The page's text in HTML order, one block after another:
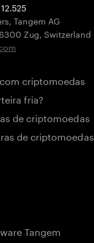
Tangem AG
6300 Zug, Switzerland
criptomoedas
fria?
de criptomoedas
de criptomoedas
Tangem